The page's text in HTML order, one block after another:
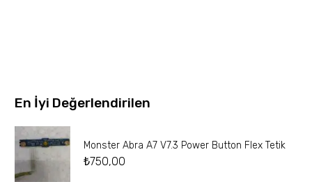
En İyi Değerlendirilen
Monster Abra A7 V7.3 Power Button Flex Tetik
₺750,00